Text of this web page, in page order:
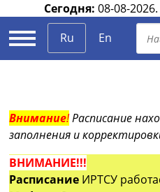
Сегодня: 08-08-2026.
Ru
En
Внимание!Расписание
заполнения и
ВНИМАНИЕ!!!
Расписание ИРТСУ